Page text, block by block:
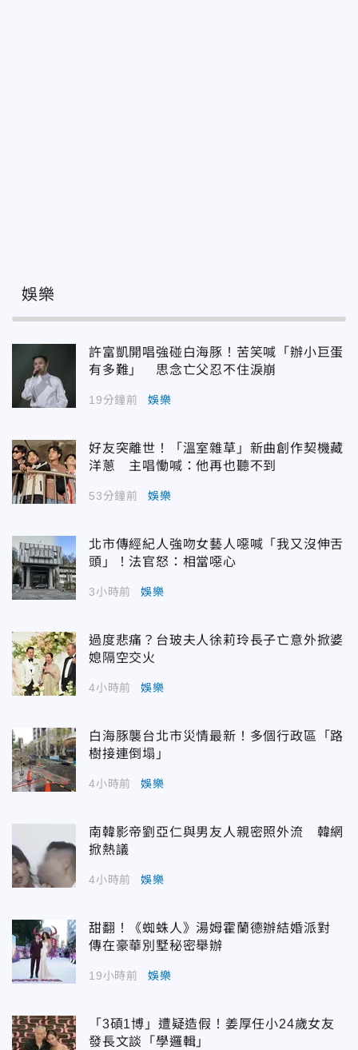
娛樂
許富凱開唱強碰白海豚！苦笑喊「辦小巨蛋
有多難」 思念亡父忍不住淚崩
19分鐘前 娛樂
好友突離世！「溫室雜草」新曲創作契機藏
洋蔥 主唱慟喊：他再也聽不到
53分鐘前 娛樂
北市傳經紀人強吻女藝人噁喊「我又沒伸舌
頭」！法官怒：相當噁心
3小時前 娛樂
過度悲痛？台玻夫人徐莉玲長子亡意外掀婆
媳隔空交火
4小時前 娛樂
白海豚襲台北市災情最新！多個行政區「路
樹接連倒塌」
4小時前 娛樂
南韓影帝劉亞仁與男友人親密照外流 韓網
掀熱議
4小時前 娛樂
甜翻！《蜘蛛人》湯姆霍蘭德辦結婚派對
傳在豪華別墅秘密舉辦
19小時前 娛樂
「3碩1博」遭疑造假！姜厚任小24歲女友
發長文談「學邏輯」